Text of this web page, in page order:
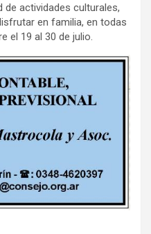
de actividades culturales,
en familia, en todas
el 19 al 30 de julio.